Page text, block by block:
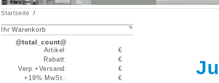
Startseite /
Ihr Warenkorb
@total_count@
Artikel:
€
Rabatt:
€
Verp.+Versand:
€
+19% MwSt.:
€